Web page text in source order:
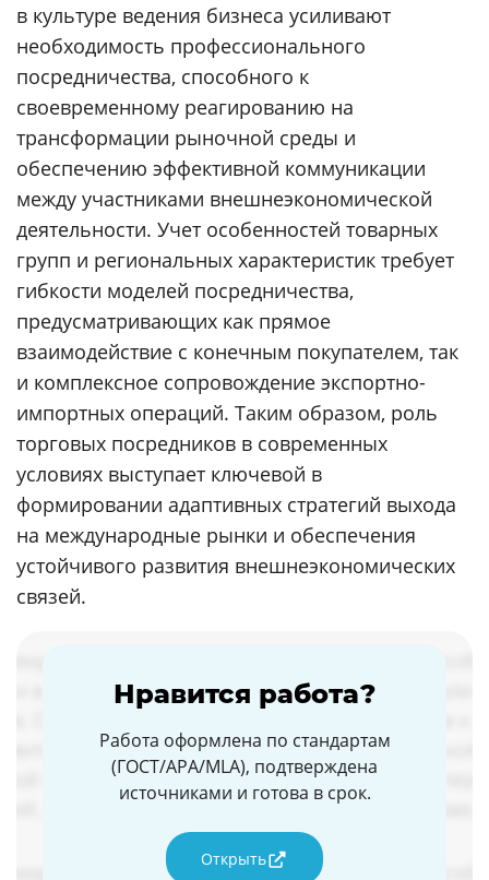
в культуре ведения бизнеса усиливают
необходимость профессионального
посредничества, способного к
своевременному реагированию на
трансформации рыночной среды и
обеспечению эффективной коммуникации
между участниками внешнеэкономической
деятельности. Учет особенностей товарных
групп и региональных характеристик требует
гибкости моделей посредничества,
предусматривающих как прямое
взаимодействие с конечным покупателем, так
и комплексное сопровождение экспортно-
импортных операций. Таким образом, роль
торговых посредников в современных
условиях выступает ключевой в
формировании адаптивных стратегий выхода
на международные рынки и обеспечения
устойчивого развития внешнеэкономических
связей.
Нравится работа?
Работа оформлена по стандартам
(ГОСТ/APA/MLA), подтверждена
источниками и готова в срок.
Открыть